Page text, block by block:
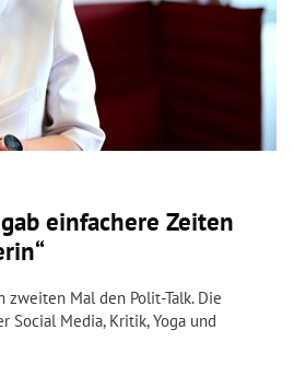
einfachere Zeiten
Mal den Polit-Talk. Die
Social Media, Kritik, Yoga und